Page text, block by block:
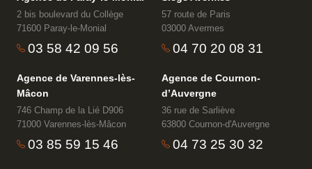
2 bis boulevard du Collège
71600 Paray-le-Monial
03 58 42 09 56
57 route de Paris
03000 Avermes
04 70 20 08 31
Agence de Varennes-lès-
Mâcon
746 Champ de la Lié D906
71000 Varennes-lès-Mâcon
03 85 59 15 46
Agence de Cournon-
d’Auvergne
36 rue de Sarliève
63800 Cournon-d'Auvergne
04 73 25 30 32